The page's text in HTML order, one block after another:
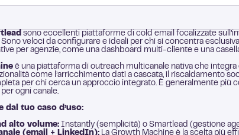
sono eccellenti piattaforme di cold email focalizzate
veloci da configurare e ideali per chi si concentra
per agenzie, come una dashboard multi-cliente e una
è una piattaforma di outreach multicanale nativa che
come l’arricchimento dati a cascata, il riscaldamento
per chi cerca un approccio integrato. È generalmente più
ogni canale.
dal tuo caso d’uso:
alto volume: Instantly (semplicità) o Smartlead (gestione
(email + LinkedIn): La Growth Machine è la scelta più